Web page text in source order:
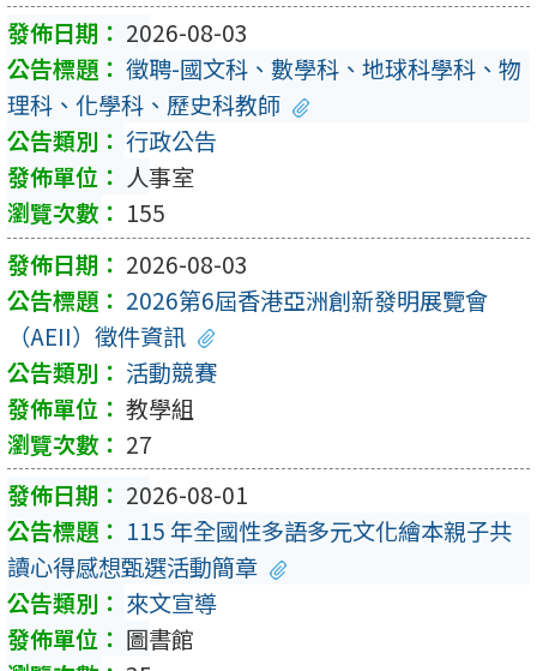
2026-08-03
徵聘-國文科、數學科、地球科學科、物
理科、化學科、歷史科教師
行政公告
人事室
155
2026-08-03
2026第6屆香港亞洲創新發明展覽會
（AEII）徵件資訊
活動競賽
教學組
27
2026-08-01
115 年全國性多語多元文化繪本親子共
讀心得感想甄選活動簡章
來文宣導
圖書館